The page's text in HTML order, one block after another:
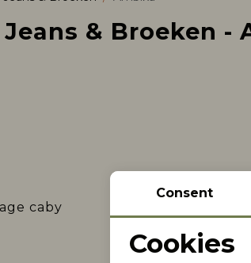
Jeans & Broeken -
caby
Noodzakelijke
Consent
Cookies